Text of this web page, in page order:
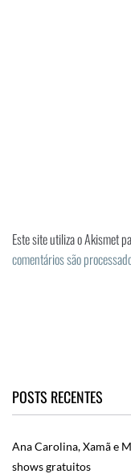
Este site utiliza o Akismet
comentários são
POSTS RECENTES
Ana Carolina, Xamã e
shows gratuitos